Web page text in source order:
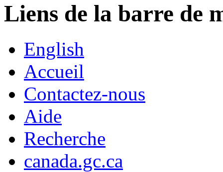
Liens de la barre de
English
Accueil
Contactez-nous
Aide
Recherche
canada.gc.ca